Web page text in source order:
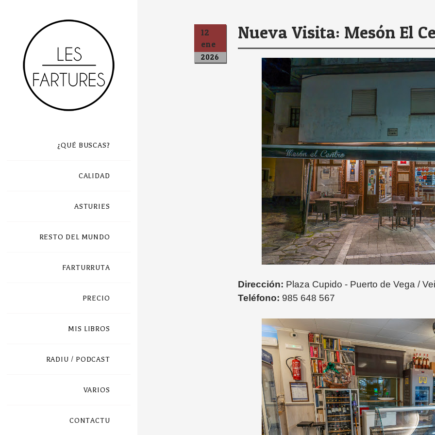
¿QUÉ BUSCAS?
CALIDAD
ASTURIES
RESTO DEL MUNDO
FARTURRUTA
PRECIO
MIS LIBROS
RADIU / PODCAST
VARIOS
CONTACTU
Nueva Visita: Mesón El
12
ene
2026
Dirección: Plaza Cupido - Puerto de Vega /
Teléfono: 985 648 567